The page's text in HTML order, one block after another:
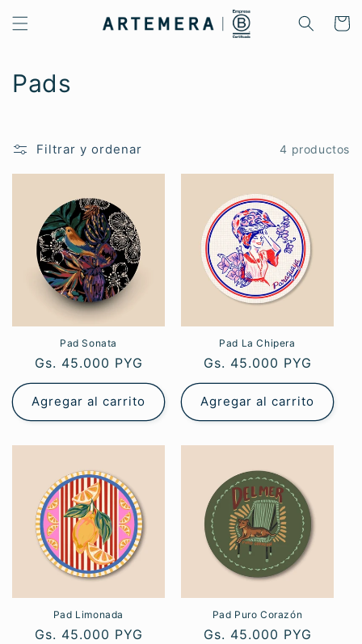
directamente
al contenido
Carrito
C
l
e
n
Pads
Filtrar y ordenar 4 productos
Pad Sonata
Precio
habitual
Gs. 45.000 PYG
Agregar al carrito
Pad La Chipera
Precio
habitual
Gs. 45.000 PYG
Agregar al carrito
Pad Limonada
Precio
Gs. 45.000 PYG
Pad Puro Corazón
Precio
Gs. 45.000 PYG